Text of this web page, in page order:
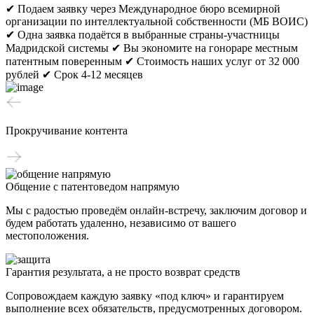
✔ Подаем заявку через Международное бюро всемирной
организации по интеллектуальной собственности (МБ ВОИС)
✔ Одна заявка подаётся в выбранные страны-участницы
Мадридской системы ✔ Вы экономите на гонораре местным
патентным поверенным ✔ Стоимость наших услуг от 32 000
рублей ✔ Срок 4-12 месяцев
Прокручивание контента
Общение с патентоведом напрямую
Мы с радостью проведём онлайн-встречу, заключим договор и
будем работать удаленно, независимо от вашего
местоположения.
Гарантия результата, а не просто возврат средств
Сопровождаем каждую заявку «под ключ» и гарантируем
выполнение всех обязательств, предусмотренных договором.